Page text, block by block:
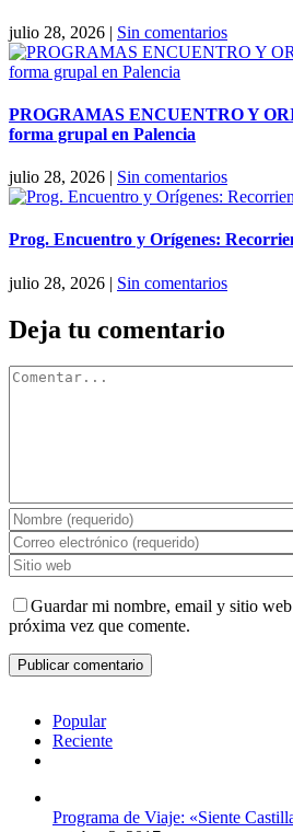
julio 28, 2026 | Sin comentarios
PROGRAMAS ENCUENTRO Y
forma grupal en Palencia
julio 28, 2026 | Sin comentarios
Prog. Encuentro y Orígenes:
julio 28, 2026 | Sin comentarios
Deja tu comentario
Comentar
Guardar mi nombre, email y sitio
próxima vez que comente.
Popular
Reciente
Programa de Viaje: «Siente